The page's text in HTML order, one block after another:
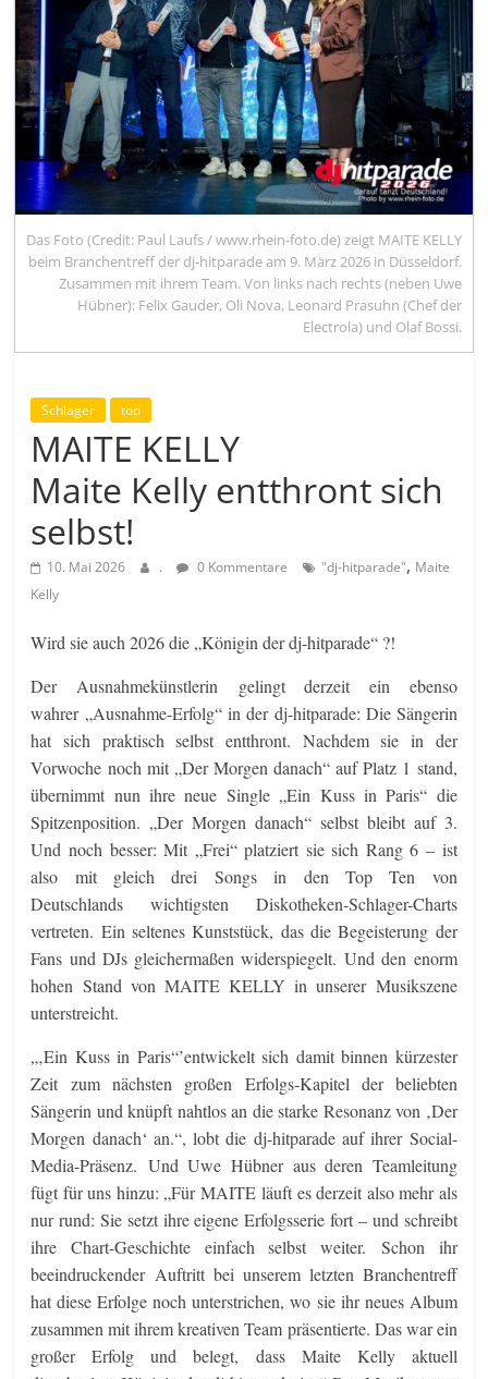
Das Foto (Credit: Paul Laufs / www.rhein-foto.de) zeigt MAITE KELLY
beim Branchentreff der dj-hitparade am 9. März 2026 in Düsseldorf.
Zusammen mit ihrem Team. Von links nach rechts (neben Uwe
Hübner): Felix Gauder, Oli Nova, Leonard Prasuhn (Chef der
Electrola) und Olaf Bossi.
Schlager top
MAITE KELLY
Maite Kelly entthront sich
selbst!
10. Mai 2026 . 0 Kommentare "dj-hitparade", Maite
Kelly
Wird sie auch 2026 die „Königin der dj-hitparade“ ?!
Der Ausnahmekünstlerin gelingt derzeit ein ebenso
wahrer „Ausnahme-Erfolg“ in der dj-hitparade: Die Sängerin
hat sich praktisch selbst entthront. Nachdem sie in der
Vorwoche noch mit „Der Morgen danach“ auf Platz 1 stand,
übernimmt nun ihre neue Single „Ein Kuss in Paris“ die
Spitzenposition. „Der Morgen danach“ selbst bleibt auf 3.
Und noch besser: Mit „Frei“ platziert sie sich Rang 6 – ist
also mit gleich drei Songs in den Top Ten von
Deutschlands wichtigsten Diskotheken-Schlager-Charts
vertreten. Ein seltenes Kunststück, das die Begeisterung der
Fans und DJs gleichermaßen widerspiegelt. Und den enorm
hohen Stand von MAITE KELLY in unserer Musikszene
unterstreicht.
„‚Ein Kuss in Paris“’entwickelt sich damit binnen kürzester
Zeit zum nächsten großen Erfolgs-Kapitel der beliebten
Sängerin und knüpft nahtlos an die starke Resonanz von ‚Der
Morgen danach‘ an.“, lobt die dj-hitparade auf ihrer Social-
Media-Präsenz. Und Uwe Hübner aus deren Teamleitung
fügt für uns hinzu: „Für MAITE läuft es derzeit also mehr als
nur rund: Sie setzt ihre eigene Erfolgsserie fort – und schreibt
ihre Chart-Geschichte einfach selbst weiter. Schon ihr
beeindruckender Auftritt bei unserem letzten Branchentreff
hat diese Erfolge noch unterstrichen, wo sie ihr neues Album
zusammen mit ihrem kreativen Team präsentierte. Das war ein
großer Erfolg und belegt, dass Maite Kelly aktuell